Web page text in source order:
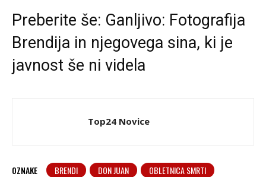
Preberite še: Ganljivo: Fotografija
Brendija in njegovega sina, ki je
javnost še ni videla
Top24 Novice
OZNAKE BRENDI DON JUAN OBLETNICA SMRTI